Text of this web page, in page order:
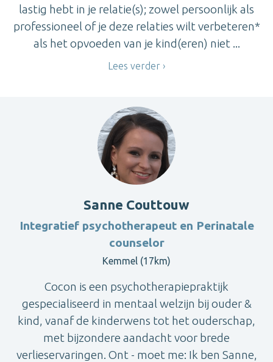
lastig hebt in je relatie(s); zowel persoonlijk als
professioneel of je deze relaties wilt verbeteren*
als het opvoeden van je kind(eren) niet ...
Lees verder
Sanne Couttouw
Integratief psychotherapeut en Perinatale
counselor
Kemmel (17km)
Cocon is een psychotherapiepraktijk
gespecialiseerd in mentaal welzijn bij ouder &
kind, vanaf de kinderwens tot het ouderschap,
met bijzondere aandacht voor brede
verlieservaringen. Ont - moet me: Ik ben Sanne,